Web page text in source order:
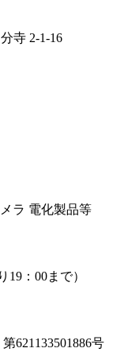
寺 2-1-16
ラ 電化製品等
19：00まで）
621133501886号